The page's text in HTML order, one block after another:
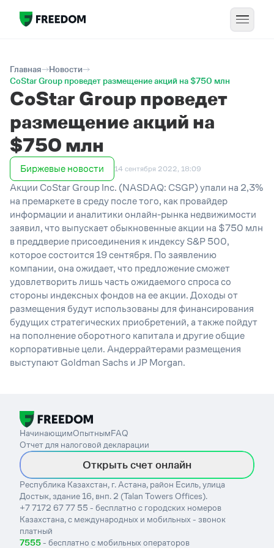
Главная
Новости
CoStar Group проведет размещение акций на $750 млн
CoStar Group проведет
размещение акций на
$750 млн
Биржевые новости 14 сентября 2022, 18:09
Акции CoStar Group Inc. (NASDAQ: CSGP) упали на 2,3%
на премаркете в среду после того, как провайдер
информации и аналитики онлайн-рынка недвижимости
заявил, что выпускает обыкновенные акции на $750 млн
в преддверие присоединения к индексу S&P 500,
которое состоится 19 сентября. По заявлению
компании, она ожидает, что предложение сможет
удовлетворить лишь часть ожидаемого спроса со
стороны индексных фондов на ее акции. Доходы от
размещения будут использованы для финансирования
будущих стратегических приобретений, а также пойдут
на пополнение оборотного капитала и другие общие
корпоративные цели. Андеррайтерами размещения
выступают Goldman Sachs и JP Morgan.
НачинающимОпытнымFAQ
Отчет для налоговой декларации
Открыть счет онлайн
Республика Казахстан, г. Астана, район Есиль, улица
Достык, здание 16, внп. 2 (Talan Towers Offices).
+7 7172 67 77 55 - бесплатно с городских номеров
Казахстана, с международных и мобильных - звонок
платный
7555- бесплатно с мобильных операторов